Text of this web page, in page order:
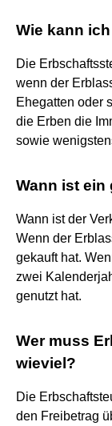
Wie kann
Die
wenn der
Ehegatten oder
die Erben die
sowie
Wann ist ein
Wann ist der
Wenn der
gekauft hat.
zwei
genutzt hat.
Wer muss
wieviel?
Die
den Freibetrag